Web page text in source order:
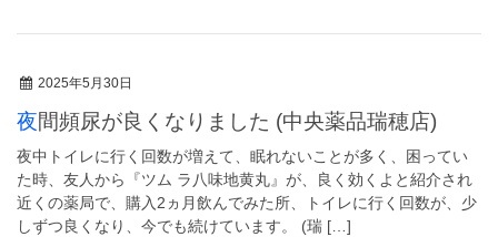
2025年5月30日
夜間頻尿が良くなりました (中央薬品瑞穂店)
夜中トイレに行く回数が増えて、眠れないことが多く、困ってい
た時、友人から『ツム ラ八味地黄丸』が、良く効くよと紹介され
近くの薬局で、購入2ヵ月飲んでみた所、トイレに行く回数が、少
しずつ良くなり、今でも続けています。 (瑞 […]